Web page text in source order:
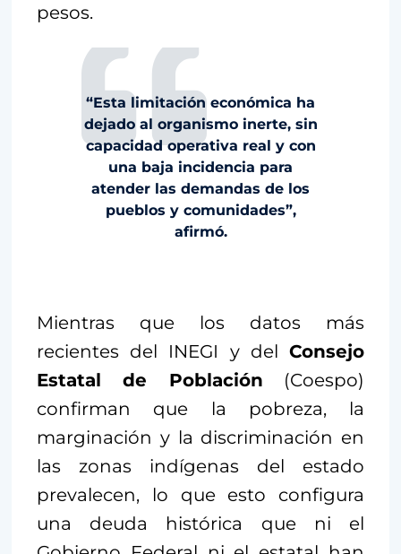
pesos.
“Esta limitación económica ha
dejado al organismo inerte, sin
capacidad operativa real y con
una baja incidencia para
atender las demandas de los
pueblos y comunidades”,
afirmó.
Mientras que los datos más
recientes del INEGI y del Consejo
Estatal de Población (Coespo)
confirman que la pobreza, la
marginación y la discriminación en
las zonas indígenas del estado
prevalecen, lo que esto configura
una deuda histórica que ni el